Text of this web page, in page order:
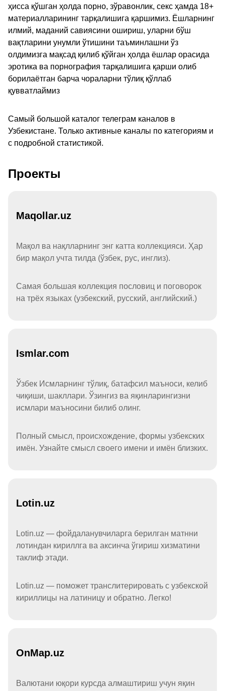
ҳисса қўшган ҳолда порно, зўравонлик, секс ҳамда 18+
материалларининг тарқалишига қаршимиз. Ёшларнинг
илмий, маданий савиясини ошириш, уларни бўш
вақтларини унумли ўтишини таъминлашни ўз
олдимизга мақсад қилиб қўйган ҳолда ёшлар орасида
эротика ва порнография тарқалишига қарши олиб
борилаётган барча чораларни тўлиқ қўллаб
қувватлаймиз
Самый большой каталог телеграм каналов в
Узбекистане. Только активные каналы по категориям и
с подробной статистикой.
Проекты
Maqollar.uz
Мақол ва нақлларнинг энг катта коллекцияси. Ҳар
бир мақол учта тилда (ўзбек, рус, инглиз).
Самая большая коллекция пословиц и поговорок
на трёх языках (узбекский, русский, английский.)
Ismlar.com
Ўзбек Исмларнинг тўлиқ, батафсил маъноси, келиб
чиқиши, шакллари. Ўзингиз ва яқинларингизни
исмлари маъносини билиб олинг.
Полный смысл, происхождение, формы узбекских
имён. Узнайте смысл своего имени и имён близких.
Lotin.uz
Lotin.uz — фойдаланувчиларга берилган матнни
лотиндан кириллга ва аксинча ўгириш хизматини
таклиф этади.
Lotin.uz — поможет транслитерировать с узбекской
кириллицы на латиницу и обратно. Легко!
OnMap.uz
Валютани юқори курсда алмаштириш учун яқин